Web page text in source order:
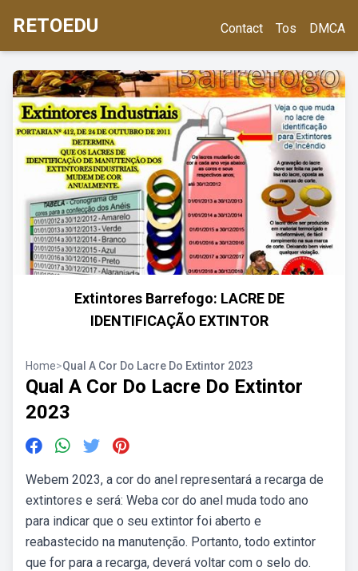
RETOEDU Contact Tos DMCA
Extintores Barrefogo: LACRE DE
IDENTIFICAÇÃO EXTINTOR
Home>Qual A Cor Do Lacre Do Extintor 2023
Qual A Cor Do Lacre Do Extintor
2023
Webem 2023, a cor do anel representará a recarga de
extintores e será: Weba cor do anel muda todo ano
para indicar que o seu extintor foi aberto e
reabastecido na manutenção. Portanto, todo extintor
que for para a recarga, deverá voltar com o selo do.